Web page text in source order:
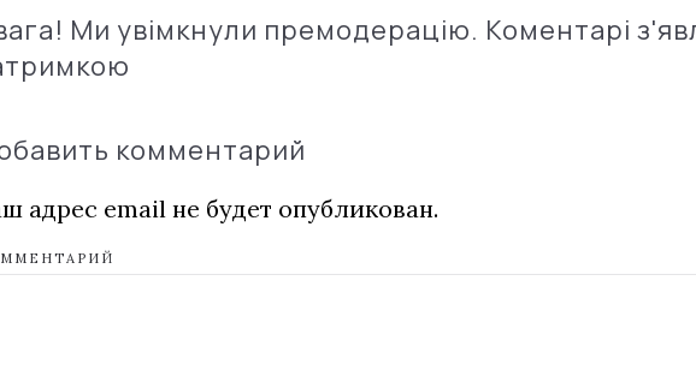
Ми увімкнули премодерацію. Коментарі
комментарий
адрес email не будет опубликован.